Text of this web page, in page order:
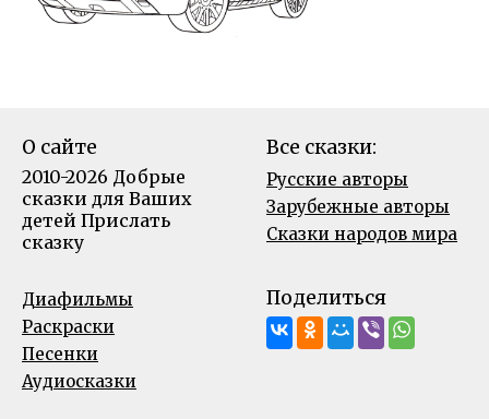
О сайте
2010-2026 Добрые
сказки для Ваших
детей Прислать
сказку
Все сказки:
Русские авторы
Зарубежные авторы
Сказки народов мира
Диафильмы
Раскраски
Песенки
Аудиосказки
Поделиться